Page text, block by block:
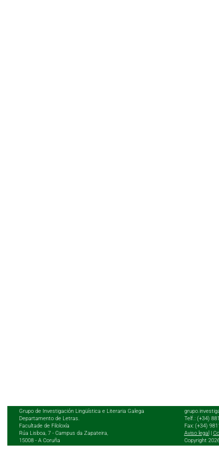
Grupo de Investigación Lingüística e Literaria Galega
Departamento de Letras.
Facultade de Filoloxía
Rúa Lisboa, 7 - Campus da Zapateira,
15008 - A Coruña
Telf.: (+34)
Fax: (+34)
Aviso legal
Copyright